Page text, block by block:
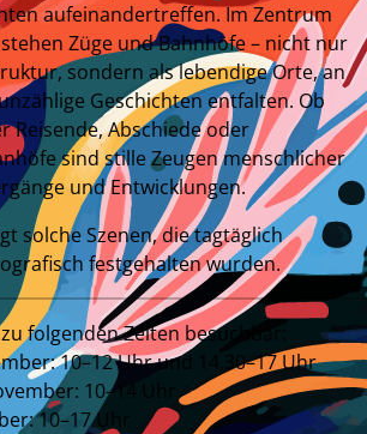
aufeinandertreffen. Im Zentrum
Züge und Bahnhöfe – nicht nur
sondern als lebendige Orte, an
Geschichten entfalten. Ob
Reisende, Abschiede oder
sind stille Zeugen menschlicher
und Entwicklungen.
solche Szenen, die tagtäglich
festgehalten wurden.
folgenden Zeiten besuchbar:
10–12 Uhr und 14.30–17 Uhr
10–14 Uhr
10–17 Uhr